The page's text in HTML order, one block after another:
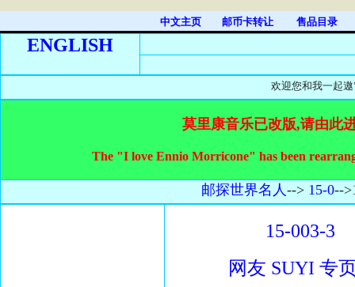
中文主页 邮币卡转让 售品目录
ENGLISH
欢迎您和我一起遨”邮
莫里康音乐已改版,请由此
The "I love Ennio Morricone" has been
邮探世界名人--> 15-0--
15-003-3
网友 SUYI 专